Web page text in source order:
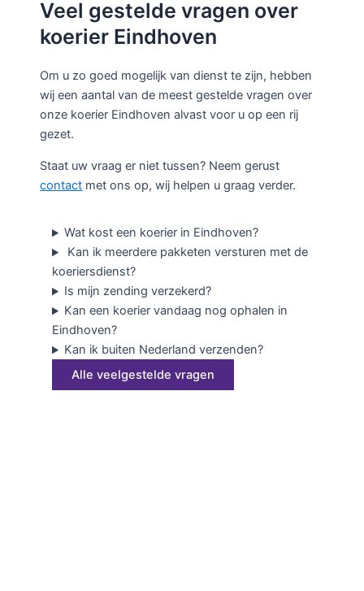
Veel gestelde vragen over
koerier Eindhoven
Om u zo goed mogelijk van dienst te zijn, hebben
wij een aantal van de meest gestelde vragen over
onze koerier Eindhoven alvast voor u op een rij
gezet.
Staat uw vraag er niet tussen? Neem gerust
contact met ons op, wij helpen u graag verder.
Wat kost een koerier in Eindhoven?
Kan ik meerdere pakketen versturen met de
koeriersdienst?
Is mijn zending verzekerd?
Kan een koerier vandaag nog ophalen in
Eindhoven?
Kan ik buiten Nederland verzenden?
Alle veelgestelde vragen